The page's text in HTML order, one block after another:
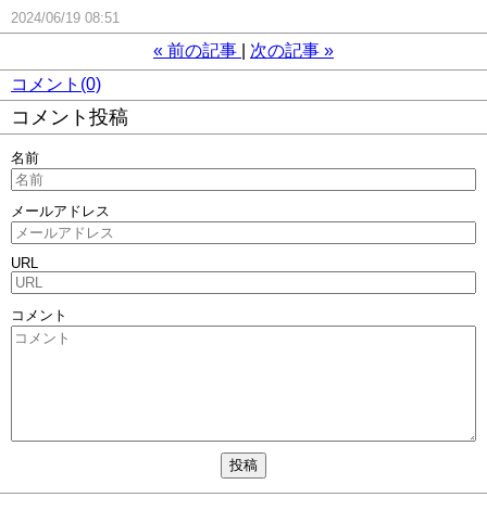
2024/06/19 08:51
« 前の記事 次の記事 »
コメント(0)
コメント投稿
名前
メールアドレス
URL
コメント